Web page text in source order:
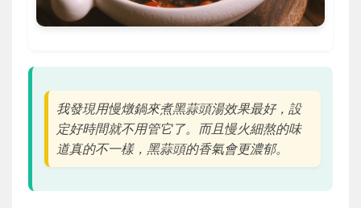
我發現用慢燉鍋來煮黑蒜頭湯效果最好，設
定好時間就不用管它了。而且慢火細熬的味
道真的不一樣，黑蒜頭的香氣會更濃郁。